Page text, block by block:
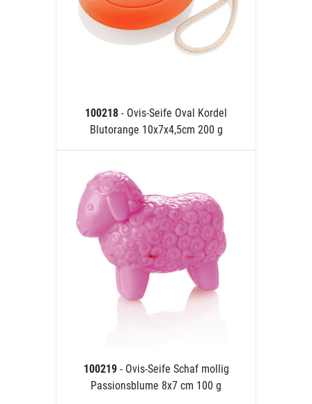
100218 - Ovis-Seife Oval Kordel
Blutorange 10x7x4,5cm 200 g
100219 - Ovis-Seife Schaf mollig
Passionsblume 8x7 cm 100 g